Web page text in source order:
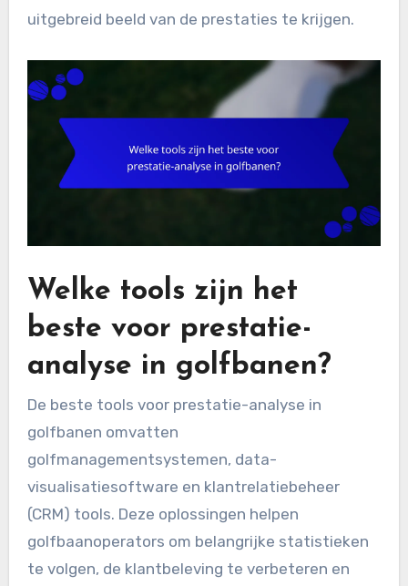
uitgebreid beeld van de prestaties te krijgen.
Welke tools zijn het
beste voor prestatie-
analyse in golfbanen?
De beste tools voor prestatie-analyse in
golfbanen omvatten
golfmanagementsystemen, data-
visualisatiesoftware en klantrelatiebeheer
(CRM) tools. Deze oplossingen helpen
golfbaanoperators om belangrijke statistieken
te volgen, de klantbeleving te verbeteren en